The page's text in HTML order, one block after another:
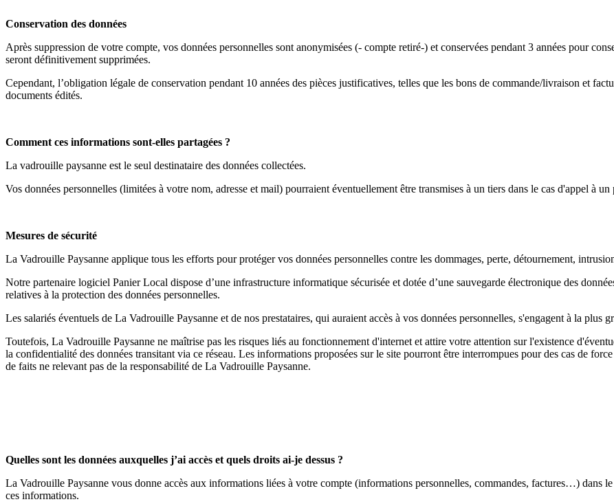
Conservation des données
Après suppression de votre compte, vos données personnelles sont anonymisées (- compte retiré-) et conservées pendant 3 années pour
seront définitivement supprimées.
Cependant, l’obligation légale de conservation pendant 10 années des pièces justificatives, telles que les bons de commande/livraison et
documents édités.
Comment ces informations sont-elles partagées ?
La vadrouille paysanne est le seul destinataire des données collectées.
Vos données personnelles (limitées à votre nom, adresse et mail) pourraient éventuellement être transmises à un tiers dans le cas d'appel à
Mesures de sécurité
La Vadrouille Paysanne applique tous les efforts pour protéger vos données personnelles contre les dommages, perte, détournement,
Notre partenaire logiciel Panier Local dispose d’une infrastructure informatique sécurisée et dotée d’une sauvegarde électronique des
relatives à la protection des données personnelles.
Les salariés éventuels de La Vadrouille Paysanne et de nos prestataires, qui auraient accès à vos données personnelles, s'engagent à la plus
Toutefois, La Vadrouille Paysanne ne maîtrise pas les risques liés au fonctionnement d'internet et attire votre attention sur l'existence
la confidentialité des données transitant via ce réseau. Les informations proposées sur le site pourront être interrompues pour des cas de
de faits ne relevant pas de la responsabilité de La Vadrouille Paysanne.
Quelles sont les données auxquelles j’ai accès et quels droits ai-je dessus ?
La Vadrouille Paysanne vous donne accès aux informations liées à votre compte (informations personnelles, commandes, factures…) dans
ces informations.